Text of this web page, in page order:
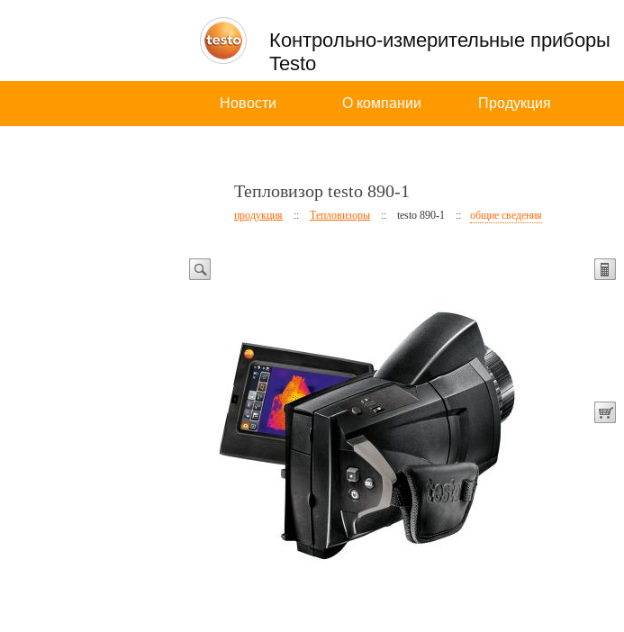
Контрольно-измерительные приборы
Testo
Новости О компании Продукция
Тепловизор testo 890-1
продукция :: Тепловизоры :: testo 890-1 :: общие сведения